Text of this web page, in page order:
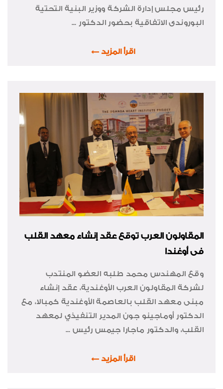
رئيس مجلس إدارة الشركة ووزير البنية التحتية
البوروندى الاتفاقية بحضور الدكتور ...
اقرأ المزيد
المقاولون العرب توقع عقد إنشاء معهد القلب
فى أوغندا
وقع المهندس محمد طلبه العضو المنتدب
لشركة المقاولون العرب الأوغندية، عقد إنشاء
مبنى معهد القلب بالعاصمة الأوغندية كمبالا، مع
الدكتور أوماجينو جون المدير التنفيذي لمعهد
القلب، والدكتور ماجارا جيمس رئيس ...
اقرأ المزيد